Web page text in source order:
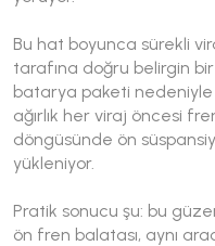
Bu hat boyunca sürekli
tarafına doğru belirgin
batarya paketi nedeniyle
ağırlık her viraj öncesi
döngüsünde ön
yükleniyor.
Pratik sonucu şu: bu
ön fren balatası, aynı